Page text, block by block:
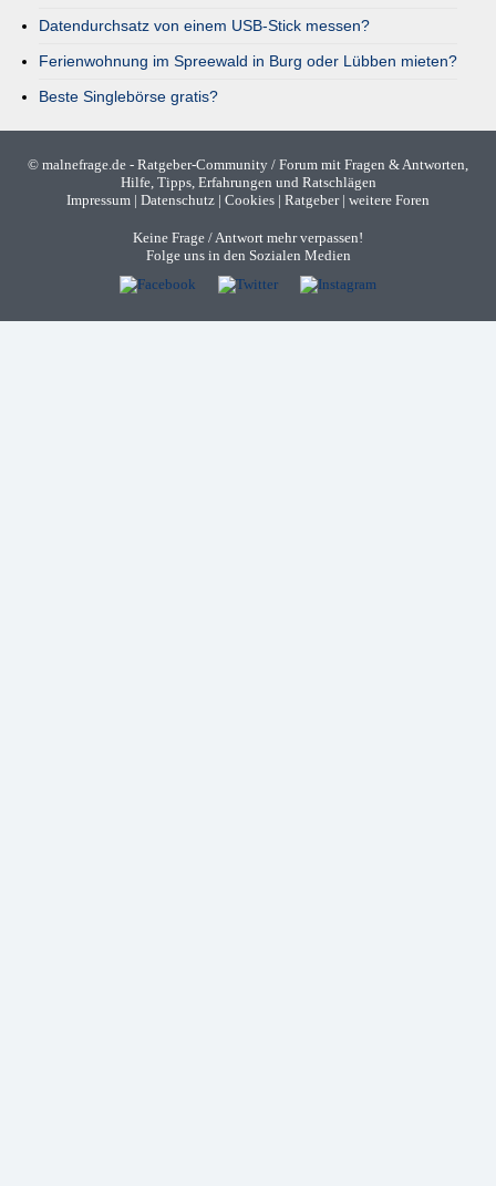
Datendurchsatz von einem USB-Stick messen?
Ferienwohnung im Spreewald in Burg oder Lübben mieten?
Beste Singlebörse gratis?
© malnefrage.de - Ratgeber-Community / Forum mit Fragen & Antworten,
Hilfe, Tipps, Erfahrungen und Ratschlägen
Impressum | Datenschutz | Cookies | Ratgeber| weitere Foren
Keine Frage / Antwort mehr verpassen!
Folge uns in den Sozialen Medien